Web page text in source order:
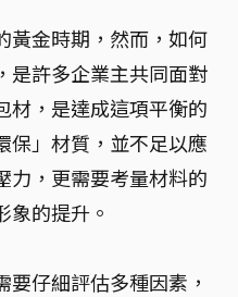
黃金時期，然而，如何
是許多企業主共同面對
材，是達成這項平衡的
保」材質，並不足以應
力，更需要考量材料的
象的提升。
仔細評估多種因素，